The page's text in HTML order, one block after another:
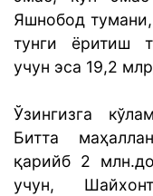
Яшнобод
тунги ёритиш
учун эса 19,2
Ўзингизга
Битта
қарийб 2
учун,